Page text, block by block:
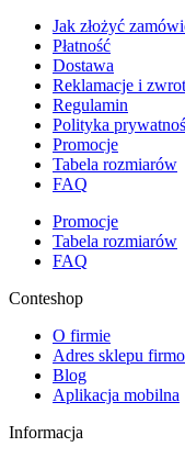
Jak złożyć
Płatność
Dostawa
Reklamacje i
Regulamin
Polityka
Promocje
Tabela rozmiarów
FAQ
Promocje
Tabela rozmiarów
FAQ
Conteshop
O firmie
Adres sklepu
Blog
Aplikacja mobilna
Informacja